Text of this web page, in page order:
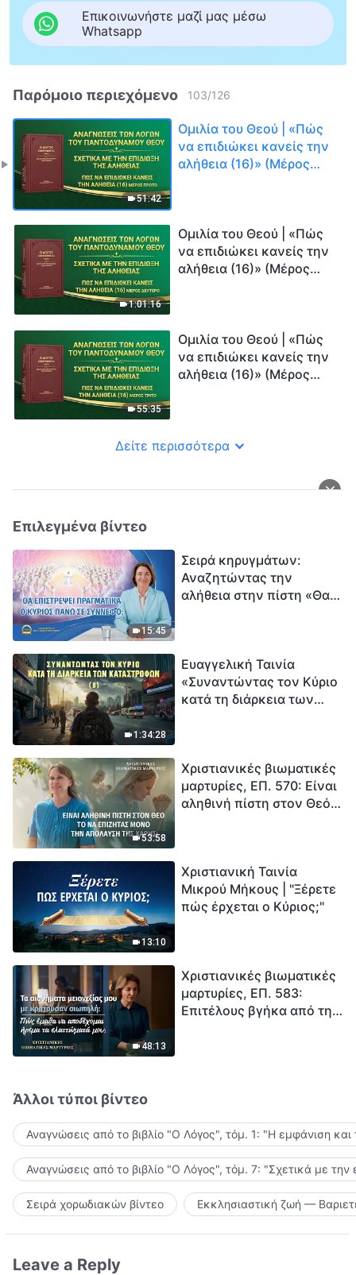
Επικοινωνήστε μαζί μας μέσω
Whatsapp
Παρόμοιο περιεχόμενο 103/126
51:42
Ομιλία του Θεού | «Πώς
να επιδιώκει κανείς την
αλήθεια (16)» (Μέρος
1:01:16
Ομιλία του Θεού | «Πώς
να επιδιώκει κανείς την
αλήθεια (16)» (Μέρος
55:35
Ομιλία του Θεού | «Πώς
να επιδιώκει κανείς την
αλήθεια (16)» (Μέρος
Δείτε περισσότερα
Επιλεγμένα βίντεο
15:45
Σειρά κηρυγμάτων:
Αναζητώντας την
αλήθεια στην πίστη «Θα
1:34:28
Ευαγγελική Ταινία
«Συναντώντας τον Κύριο
κατά τη διάρκεια των
εξαφάνισης». Οι
καταστροφές χτυπούν.
Ξεκινά η αντίστροφη
53:58
Χριστιανικές βιωματικές
μαρτυρίες, ΕΠ. 570: Είναι
αληθινή πίστη στον Θεό
13:10
Χριστιανική Ταινία
Μικρού Μήκους | "Ξέρετε
πώς έρχεται ο Κύριος;"
48:13
Χριστιανικές βιωματικές
μαρτυρίες, ΕΠ. 583:
Επιτέλους βγήκα από τη
Άλλοι τύποι βίντεο
Αναγνώσεις από το βιβλίο "Ο Λόγος", τόμ. 1: "Η εμφάνιση
Αναγνώσεις από το βιβλίο "Ο Λόγος", τόμ. 7: "Σχετικά με την
Σειρά χορωδιακών βίντεο Εκκλησιαστική ζωή —
Leave a Reply